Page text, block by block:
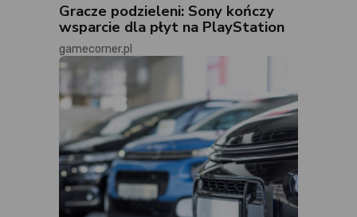
Gracze podzieleni: Sony kończy
wsparcie dla płyt na PlayStation
gamecorner.pl